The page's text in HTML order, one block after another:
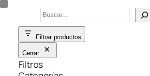
Saltar
contenido
Buscar
Filtrar productos
Cerrar
Filtros